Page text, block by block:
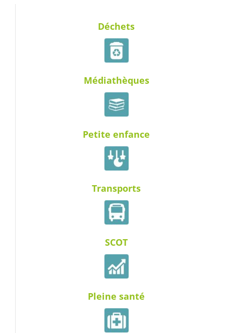
Déchets
Médiathèques
Petite enfance
Transports
SCOT
Pleine santé